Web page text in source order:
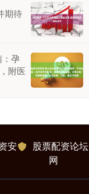
期待
：孕
附医
安
股票配资论坛
网